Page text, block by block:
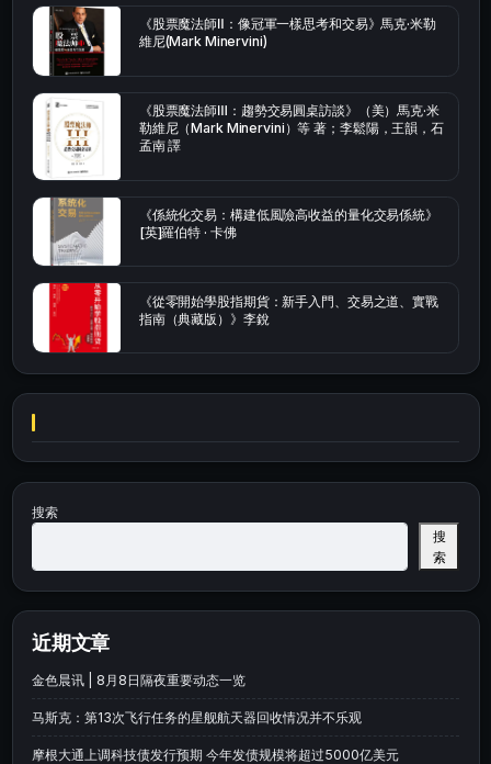
《股票魔法師Ⅱ：像冠軍一樣思考和交易》馬克·米勒
維尼(Mark Minervini)
《股票魔法師Ⅲ：趨勢交易圓桌訪談》（美）馬克·米
勒維尼（Mark Minervini）等 著；李鬆陽，王韻，石
孟南 譯
《係統化交易：構建低風險高收益的量化交易係統》
[英]羅伯特 · 卡佛
《從零開始學股指期貨：新手入門、交易之道、實戰
指南（典藏版）》李銳
搜索
搜
索
近期文章
金色晨讯 | 8月8日隔夜重要动态一览
马斯克：第13次飞行任务的星舰航天器回收情况并不乐观
摩根大通上调科技债发行预期 今年发债规模将超过5000亿美元